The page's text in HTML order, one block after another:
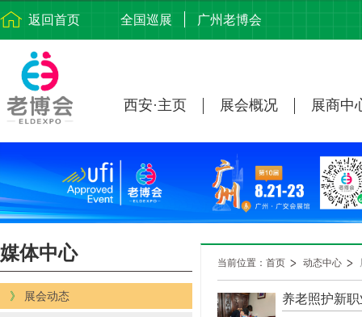
返回首页 全国巡展 广州老博会
西安·主页 展会概况 展商中
媒体中心
》 展会动态
当前位置：首页 动态中心
养老照护新